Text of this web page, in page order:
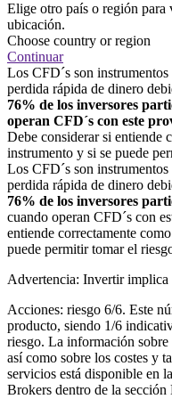
Elige otro país o región para
ubicación.
Choose country or region
Continuar
Los CFD´s son
perdida rápida de dinero
76% de los inversores
operan CFD´s con este
Debe considerar si entiende
instrumento y si se puede
Los CFD´s son
perdida rápida de dinero
76% de los inversores
cuando operan CFD´s con
entiende correctamente
puede permitir tomar el
Advertencia: Invertir implica
Acciones: riesgo 6/6. Este
producto, siendo 1/6
riesgo. La información
así como sobre los costes y
servicios está disponible en
Brokers dentro de la sección